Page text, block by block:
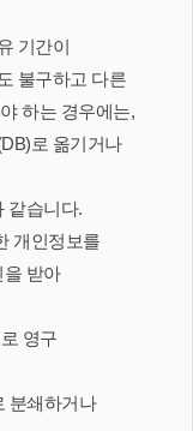
기간이
불구하고 다른
하는 경우에는,
로 옮기거나
같습니다.
개인정보를
을 받아
영구
분쇄하거나